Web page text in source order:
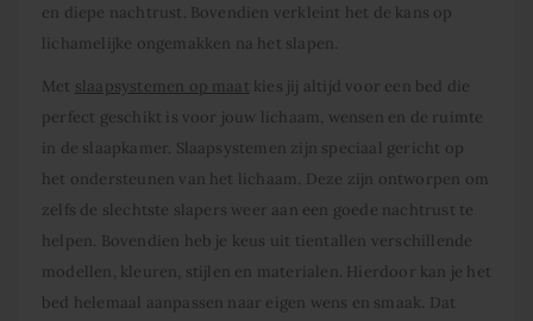
en diepe nachtrust. Bovendien verkleint het de kans op
lichamelijke ongemakken na het slapen.
Met slaapsystemen op maat kies jij altijd voor een bed die
perfect geschikt is voor jouw lichaam, wensen en de ruimte
in de slaapkamer. Slaapsystemen zijn speciaal gericht op
het ondersteunen van het lichaam. Deze zijn ontworpen om
zelfs de slechtste slapers weer aan een goede nachtrust te
helpen. Bovendien heb je keus uit tientallen verschillende
modellen, kleuren, stijlen en materialen. Hierdoor kan je het
bed helemaal aanpassen naar eigen wens en smaak. Dat